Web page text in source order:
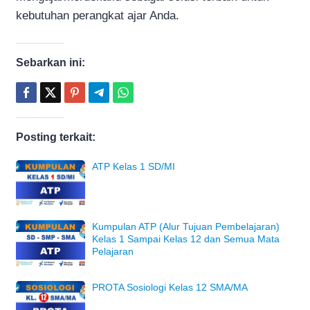
kebutuhan perangkat ajar Anda.
Sebarkan ini:
Posting terkait:
ATP Kelas 1 SD/MI
Kumpulan ATP (Alur Tujuan Pembelajaran)
Kelas 1 Sampai Kelas 12 dan Semua Mata
Pelajaran
PROTA Sosiologi Kelas 12 SMA/MA